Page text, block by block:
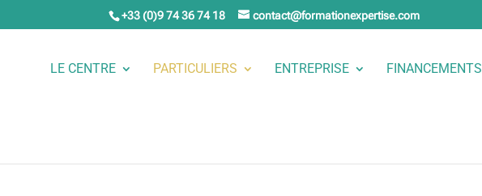
+33 (0)9 74 36 74 18 contact@formationexpertise.com
LE CENTRE PARTICULIERS ENTREPRISE FINANCEMENTS